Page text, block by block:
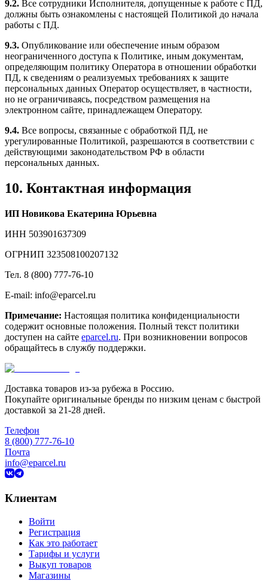
9.2. Все сотрудники Исполнителя, допущенные к работе с ПД,
должны быть ознакомлены с настоящей Политикой до начала
работы с ПД.
9.3. Опубликование или обеспечение иным образом
неограниченного доступа к Политике, иным документам,
определяющим политику Оператора в отношении обработки
ПД, к сведениям о реализуемых требованиях к защите
персональных данных Оператор осуществляет, в частности,
но не ограничиваясь, посредством размещения на
электронном сайте, принадлежащем Оператору.
9.4. Все вопросы, связанные с обработкой ПД, не
урегулированные Политикой, разрешаются в соответствии с
действующими законодательством РФ в области
персональных данных.
10. Контактная информация
ИП Новикова Екатерина Юрьевна
ИНН 503901637309
ОГРНИП 323508100207132
Тел. 8 (800) 777-76-10
E-mail: info@eparcel.ru
Примечание: Настоящая политика конфиденциальности
содержит основные положения. Полный текст политики
доступен на сайте eparcel.ru. При возникновении вопросов
обращайтесь в службу поддержки.
Доставка товаров из-за рубежа в Россию.
Покупайте оригинальные бренды по низким ценам с быстрой
доставкой за 21-28 дней.
Телефон
8 (800) 777-76-10
Почта
info@eparcel.ru
Клиентам
Войти
Регистрация
Как это работает
Тарифы и услуги
Выкуп товаров
Магазины